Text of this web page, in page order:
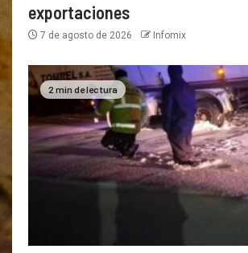
exportaciones
7 de agosto de 2026 Infomix
2 min de lectura